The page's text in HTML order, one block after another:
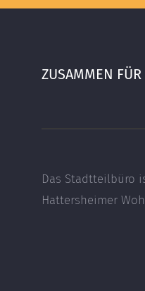
ZUSAMMEN FÜR
Das Stadtteilbüro
Hattersheimer